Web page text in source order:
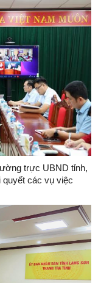
trực UBND tỉnh,
các vụ việc
Thị Hoà.